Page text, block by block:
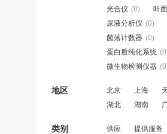
光合仪 (0) 叶
尿液分析仪 (0)
菌落计数器 (0)
蛋白质纯化系统
微生物检测仪器
地区 北京 上海
湖北
湖南
类别 供应 提供服务